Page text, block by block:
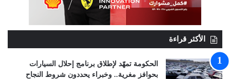
الأكثر قراءة
الحكومة تمهّد لإطلاق برنامج إحلال السيارات
بحوافز مغرية.. وخبراء يحددون شروط النجاح